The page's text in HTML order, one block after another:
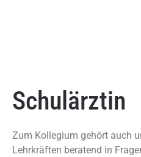
Schulärztin
Zum Kollegium gehört auch
Lehrkräften beratend in